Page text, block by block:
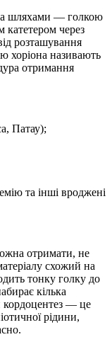
шляхами — голкою
катетером через
розташування
хоріона називають
отримання
Патау);
та інші вроджені
отримати, не
схожий на
тонку голку до
кілька
кордоцентез — це
рідини,